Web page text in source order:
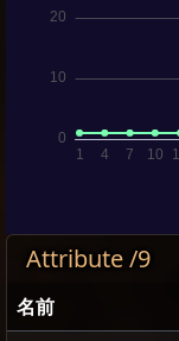
Attribute /9
名前